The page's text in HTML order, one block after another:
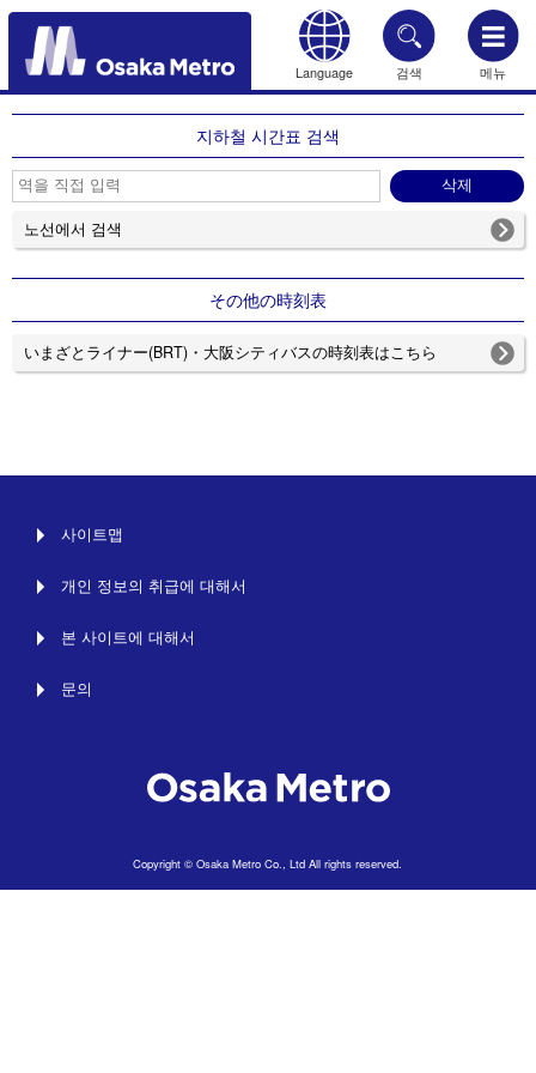
Language 검색 메뉴
HOME
지하철 시간표 검색
노선에서 검색
その他の時刻表
いまざとライナー(BRT)・大阪シティバスの時刻表はこちら
사이트맵
개인 정보의 취급에 대해서
본 사이트에 대해서
문의
Copyright © Osaka Metro Co., Ltd All rights reserved.